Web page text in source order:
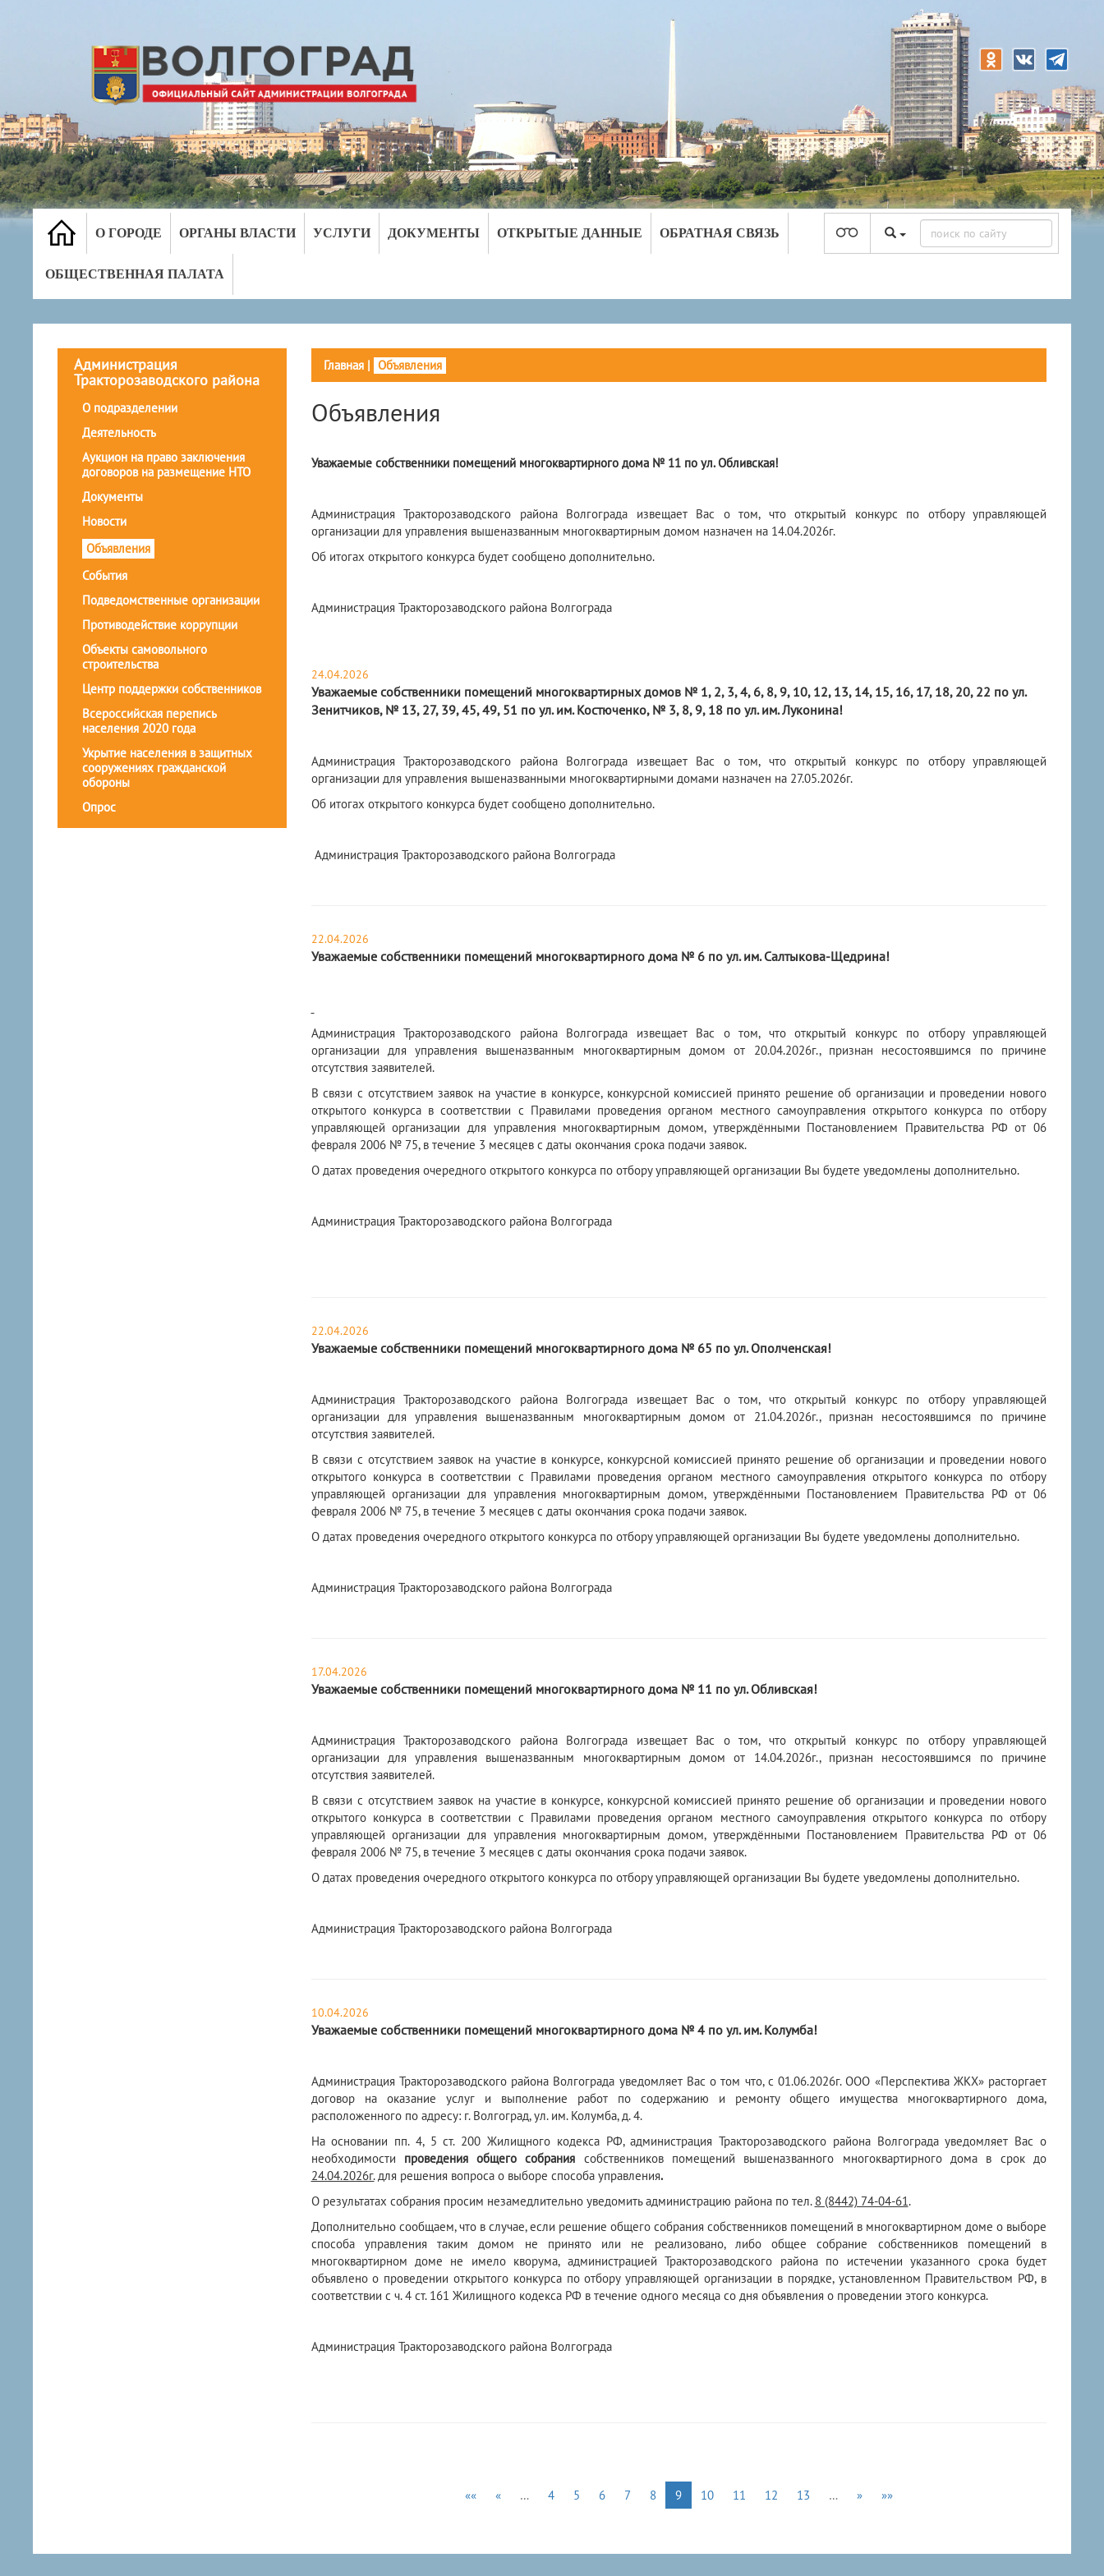
О ГОРОДЕ ОРГАНЫ ВЛАСТИ УСЛУГИ ДОКУМЕНТЫ ОТКРЫТЫЕ ДАННЫЕ ОБРАТНАЯ СВЯЗЬ
ОБЩЕСТВЕННАЯ ПАЛАТА
Администрация
Тракторозаводского района
О подразделении
Деятельность
Аукцион на право заключения
договоров на размещение НТО
Документы
Новости
Объявления
События
Подведомственные организации
Противодействие коррупции
Объекты самовольного
строительства
Центр поддержки собственников
Всероссийская перепись
населения 2020 года
Укрытие населения в защитных
сооружениях гражданской
обороны
Опрос
Главная| Объявления
Объявления
Уважаемые собственники помещений многоквартирного дома № 11 по ул. Обливская!
Администрация Тракторозаводского района Волгограда извещает Вас о том, что открытый конкурс по отбору управляющей
организации для управления вышеназванным многоквартирным домом назначен на 14.04.2026г.
Об итогах открытого конкурса будет сообщено дополнительно.
Администрация Тракторозаводского района Волгограда
24.04.2026
Уважаемые собственники помещений многоквартирных домов № 1, 2, 3, 4, 6, 8, 9, 10, 12, 13, 14, 15, 16, 17, 18, 20, 22 по ул.
Зенитчиков, № 13, 27, 39, 45, 49, 51 по ул. им. Костюченко, № 3, 8, 9, 18 по ул. им. Луконина!
Администрация Тракторозаводского района Волгограда извещает Вас о том, что открытый конкурс по отбору управляющей
организации для управления вышеназванными многоквартирными домами назначен на 27.05.2026г.
Об итогах открытого конкурса будет сообщено дополнительно.
Администрация Тракторозаводского района Волгограда
22.04.2026
Уважаемые собственники помещений многоквартирного дома № 6 по ул. им. Салтыкова-Щедрина!
Администрация Тракторозаводского района Волгограда извещает Вас о том, что открытый конкурс по отбору управляющей
организации для управления вышеназванным многоквартирным домом от 20.04.2026г., признан несостоявшимся по причине
отсутствия заявителей.
В связи с отсутствием заявок на участие в конкурсе, конкурсной комиссией принято решение об организации и проведении нового
открытого конкурса в соответствии с Правилами проведения органом местного самоуправления открытого конкурса по отбору
управляющей организации для управления многоквартирным домом, утверждёнными Постановлением Правительства РФ от 06
февраля 2006 № 75, в течение 3 месяцев с даты окончания срока подачи заявок.
О датах проведения очередного открытого конкурса по отбору управляющей организации Вы будете уведомлены дополнительно.
Администрация Тракторозаводского района Волгограда
22.04.2026
Уважаемые собственники помещений многоквартирного дома № 65 по ул. Ополченская!
Администрация Тракторозаводского района Волгограда извещает Вас о том, что открытый конкурс по отбору управляющей
организации для управления вышеназванным многоквартирным домом от 21.04.2026г., признан несостоявшимся по причине
отсутствия заявителей.
В связи с отсутствием заявок на участие в конкурсе, конкурсной комиссией принято решение об организации и проведении нового
открытого конкурса в соответствии с Правилами проведения органом местного самоуправления открытого конкурса по отбору
управляющей организации для управления многоквартирным домом, утверждёнными Постановлением Правительства РФ от 06
февраля 2006 № 75, в течение 3 месяцев с даты окончания срока подачи заявок.
О датах проведения очередного открытого конкурса по отбору управляющей организации Вы будете уведомлены дополнительно.
Администрация Тракторозаводского района Волгограда
17.04.2026
Уважаемые собственники помещений многоквартирного дома № 11 по ул. Обливская!
Администрация Тракторозаводского района Волгограда извещает Вас о том, что открытый конкурс по отбору управляющей
организации для управления вышеназванным многоквартирным домом от 14.04.2026г., признан несостоявшимся по причине
отсутствия заявителей.
В связи с отсутствием заявок на участие в конкурсе, конкурсной комиссией принято решение об организации и проведении нового
открытого конкурса в соответствии с Правилами проведения органом местного самоуправления открытого конкурса по отбору
управляющей организации для управления многоквартирным домом, утверждёнными Постановлением Правительства РФ от 06
февраля 2006 № 75, в течение 3 месяцев с даты окончания срока подачи заявок.
О датах проведения очередного открытого конкурса по отбору управляющей организации Вы будете уведомлены дополнительно.
Администрация Тракторозаводского района Волгограда
10.04.2026
Уважаемые собственники помещений многоквартирного дома № 4 по ул. им. Колумба!
Администрация Тракторозаводского района Волгограда уведомляет Вас о том что, с 01.06.2026г. ООО «Перспектива ЖКХ» расторгает
договор на оказание услуг и выполнение работ по содержанию и ремонту общего имущества многоквартирного дома,
расположенного по адресу: г. Волгоград, ул. им. Колумба, д. 4.
На основании пп. 4, 5 ст. 200 Жилищного кодекса РФ, администрация Тракторозаводского района Волгограда уведомляет Вас о
необходимости проведения общего собрания собственников помещений вышеназванного многоквартирного дома в срок до
24.04.2026г.для решения вопроса о выборе способа управления.
О результатах собрания просим незамедлительно уведомить администрацию района по тел. 8 (8442) 74-04-61.
Дополнительно сообщаем, что в случае, если решение общего собрания собственников помещений в многоквартирном доме о выборе
способа управления таким домом не принято или не реализовано, либо общее собрание собственников помещений в
многоквартирном доме не имело кворума, администрацией Тракторозаводского района по истечении указанного срока будет
объявлено о проведении открытого конкурса по отбору управляющей организации в порядке, установленном Правительством РФ, в
соответствии с ч. 4 ст. 161 Жилищного кодекса РФ в течение одного месяца со дня объявления о проведении этого конкурса.
Администрация Тракторозаводского района Волгограда
«« « … 4 5 6 7 8 9 10 11 12 13 … » »»